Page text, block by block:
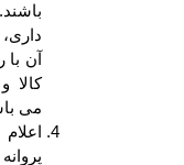
آن با
کالا
می